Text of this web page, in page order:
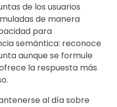
de los usuarios
de manera
para
semántica: reconoce
aunque se formule
la respuesta más
al día sobre